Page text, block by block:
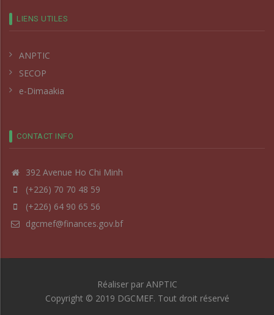
LIENS UTILES
ANPTIC
SECOP
e-Dimaakia
CONTACT INFO
392 Avenue Ho Chi Minh
(+226) 70 70 48 59
(+226) 64 90 65 56
dgcmef@finances.gov.bf
Réaliser par ANPTIC
Copyright © 2019 DGCMEF. Tout droit réservé